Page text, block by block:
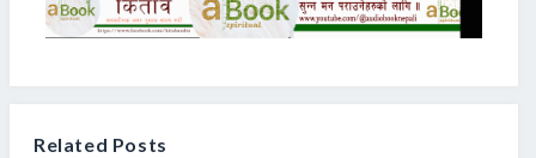
Related Posts